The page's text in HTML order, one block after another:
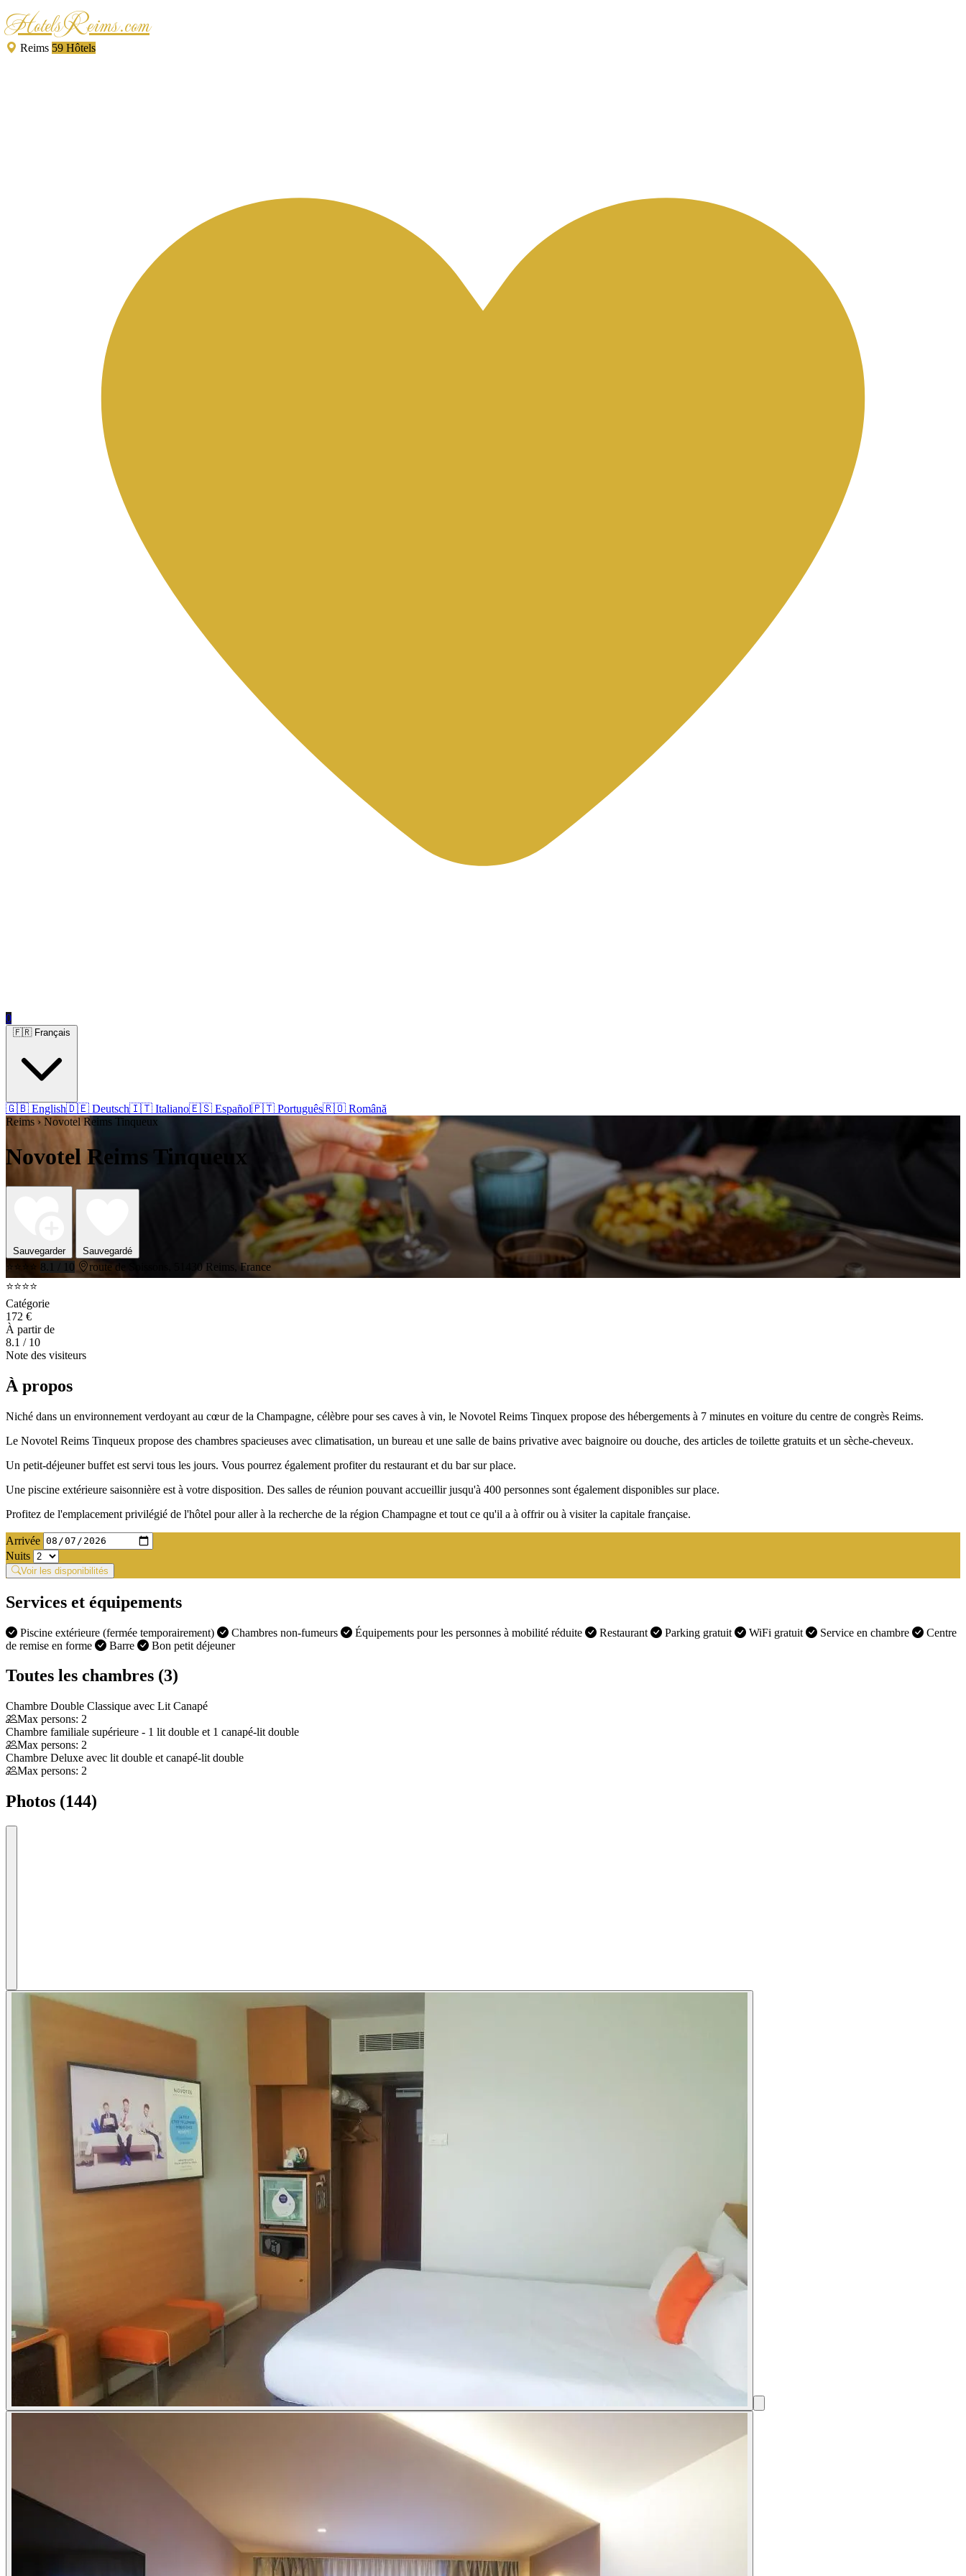
HotelsReims.com
Reims 59 Hôtels
0
🇬🇧 English🇩🇪 Deutsch🇮🇹 Italiano🇪🇸 Español🇵🇹 Português🇷🇴 Română
Reims › Novotel Reims Tinqueux
Novotel Reims Tinqueux
Sauvegarder Sauvegardé
⭐⭐⭐⭐ 8.1 / 10
route de Soissons, 51430 Reims, France
⭐⭐⭐⭐
Catégorie
172 €
À partir de
8.1 / 10
Note des visiteurs
À propos
Niché dans un environnement verdoyant au cœur de la Champagne, célèbre pour ses caves à vin, le Novotel Reims Tinquex propose des hébergements à 7 minutes en voiture du centre de congrès Reims.
Le Novotel Reims Tinqueux propose des chambres spacieuses avec climatisation, un bureau et une salle de bains privative avec baignoire ou douche, des articles de toilette gratuits et un sèche-cheveux.
Un petit-déjeuner buffet est servi tous les jours. Vous pourrez également profiter du restaurant et du bar sur place.
Une piscine extérieure saisonnière est à votre disposition. Des salles de réunion pouvant accueillir jusqu'à 400 personnes sont également disponibles sur place.
Profitez de l'emplacement privilégié de l'hôtel pour aller à la recherche de la région Champagne et tout ce qu'il a à offrir ou à visiter la capitale française.
Arrivée
Nuits
Voir les disponibilités
Services et équipements
Piscine extérieure (fermée temporairement) Chambres non-fumeurs Équipements pour les personnes à mobilité réduite Restaurant Parking gratuit WiFi gratuit Service en chambre
Centre
de remise en forme
Barre Bon petit déjeuner
Toutes les chambres (3)
Chambre Double Classique avec Lit Canapé
Max persons: 2
Chambre familiale supérieure - 1 lit double et 1 canapé-lit double
Max persons: 2
Chambre Deluxe avec lit double et canapé-lit double
Max persons: 2
Photos (144)